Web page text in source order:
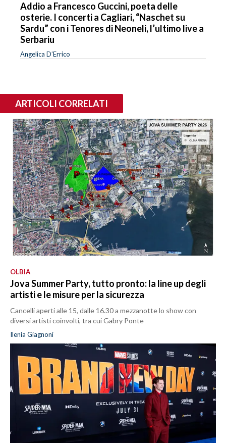
Addio a Francesco Guccini, poeta delle
osterie. I concerti a Cagliari, “Naschet su
Sardu” con i Tenores di Neoneli, l’ultimo live a
Serbariu
Angelica D’Errico
ARTICOLI CORRELATI
OLBIA
Jova Summer Party, tutto pronto: la line up degli
artisti e le misure per la sicurezza
Cancelli aperti alle 15, dalle 16.30 a mezzanotte lo show con
diversi artisti coinvolti, tra cui Gabry Ponte
Ilenia Giagnoni